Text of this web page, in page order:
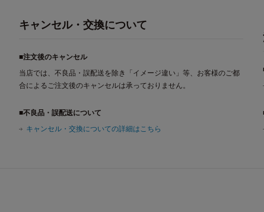
キャンセル・交換について
■注文後のキャンセル
当店では、不良品・誤配送を除き「イメージ違い」等、お客様のご都
合によるご注文後のキャンセルは承っておりません。
■不良品・誤配送について
キャンセル・交換についての詳細はこちら